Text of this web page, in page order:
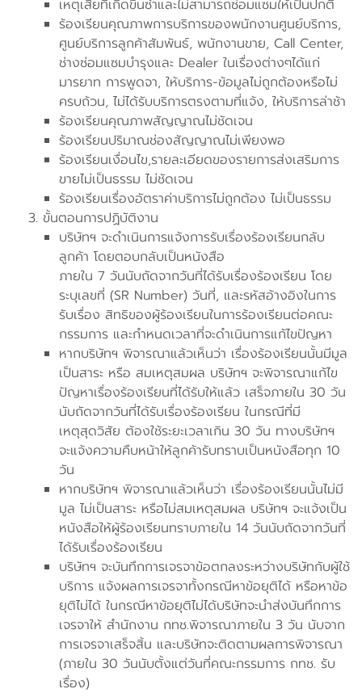
เหตุเสียที่เกิดขึ้นซ้ำและไม่สามารถซ่อมแซมให้เป็นปกติ
ร้องเรียนคุณภาพการบริการของพนักงานศูนย์บริการ,
ศูนย์บริการลูกค้าสัมพันธ์, พนักงานขาย, Call Center,
ช่างซ่อมแซมบำรุงและ Dealer ในเรื่องต่างๆได้แก่
มารยาท การพูดจา, ให้บริการ-ข้อมูลไม่ถูกต้องหรือไม่
ครบถ้วน, ไม่ได้รับบริการตรงตามที่แจ้ง, ให้บริการล่าช้า
ร้องเรียนคุณภาพสัญญาณไม่ชัดเจน
ร้องเรียนปริมาณช่องสัญญาณไม่เพียงพอ
ร้องเรียนเงื่อนไข,รายละเอียดของรายการส่งเสริมการ
ขายไม่เป็นธรรม ไม่ชัดเจน
ร้องเรียนเรื่องอัตราค่าบริการไม่ถูกต้อง ไม่เป็นธรรม
ขั้นตอนการปฏิบัติงาน
บริษัทฯ จะดำเนินการแจ้งการรับเรื่องร้องเรียนกลับ
ลูกค้า โดยตอบกลับเป็นหนังสือ
ภายใน 7 วันนับถัดจากวันที่ได้รับเรื่องร้องเรียน โดย
ระบุเลขที่ (SR Number) วันที่, และรหัสอ้างอิงในการ
รับเรื่อง สิทธิของผู้ร้องเรียนในการร้องเรียนต่อคณะ
กรรมการ และกำหนดเวลาที่จะดำเนินการแก้ไขปัญหา
หากบริษัทฯ พิจารณาแล้วเห็นว่า เรื่องร้องเรียนนั้นมีมูล
เป็นสาระ หรือ สมเหตุสมผล บริษัทฯ จะพิจารณาแก้ไข
ปัญหาเรื่องร้องเรียนที่ได้รับให้แล้ว เสร็จภายใน 30 วัน
นับถัดจากวันที่ได้รับเรื่องร้องเรียน ในกรณีที่มี
เหตุสุดวิสัย ต้องใช้ระยะเวลาเกิน 30 วัน ทางบริษัทฯ
จะแจ้งความคืบหน้าให้ลูกค้ารับทราบเป็นหนังสือทุก 10
วัน
หากบริษัทฯ พิจารณาแล้วเห็นว่า เรื่องร้องเรียนนั้นไม่มี
มูล ไม่เป็นสาระ หรือไม่สมเหตุสมผล บริษัทฯ จะแจ้งเป็น
หนังสือให้ผู้ร้องเรียนทราบภายใน 14 วันนับถัดจากวันที่
ได้รับเรื่องร้องเรียน
บริษัทฯ จะบันทึกการเจรจาข้อตกลงระหว่างบริษัทกับผู้ใช้
บริการ แจ้งผลการเจรจาทั้งกรณีหาข้อยุติได้ หรือหาข้อ
ยุติไม่ได้ ในกรณีหาข้อยุติไม่ได้บริษัทจะนำส่งบันทึกการ
เจรจาให้ สำนักงาน กทช.พิจารณาภายใน 3 วัน นับจาก
การเจรจาเสร็จสิ้น และบริษัทจะติดตามผลการพิจารณา
(ภายใน 30 วันนับตั้งแต่วันที่คณะกรรมการ กทช. รับ
เรื่อง)